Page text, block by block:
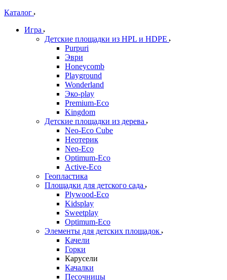
Каталог
Игра
Детские площадки из HPL и HDPE
Purpuri
Эври
Honeycomb
Playground
Wonderland
Эко-play
Premium-Eco
Kingdom
Детские площадки из дерева
Neo-Eco Cube
Неотерик
Neo-Eco
Оptimum-Еco
Active-Eco
Геопластика
Площадки для детского сада
Plywood-Eco
Kidsplay
Sweetplay
Оptimum-Еco
Элементы для детских площадок
Качели
Горки
Карусели
Качалки
Песочницы